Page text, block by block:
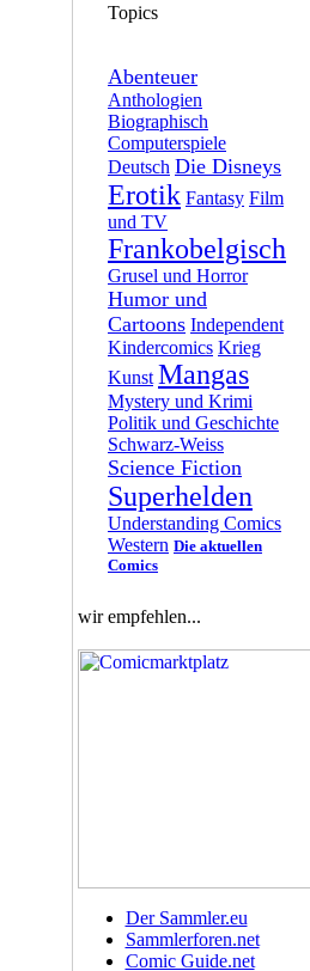
Topics
Abenteuer
Anthologien
Biographisch
Computerspiele
Deutsch Die Disneys
Erotik Fantasy Film
und TV
Frankobelgisch
Grusel und Horror
Humor und
Cartoons Independent
Kindercomics Krieg
Kunst Mangas
Mystery und Krimi
Politik und Geschichte
Schwarz-Weiss
Science Fiction
Superhelden
Understanding Comics
Western Die aktuellen
Comics
wir empfehlen...
Der Sammler.eu
Sammlerforen.net
Comic Guide.net